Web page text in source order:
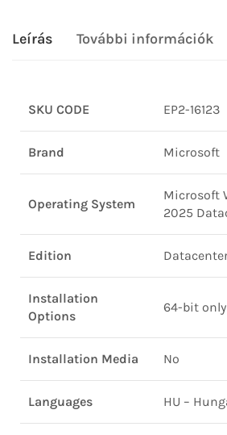
Leírás További információk
SKU CODE EP2-16123
Brand Microsoft
Operating System
Microsoft
2025
Edition
Installation
Options
64-bit only
Installation Media No
Languages HU –